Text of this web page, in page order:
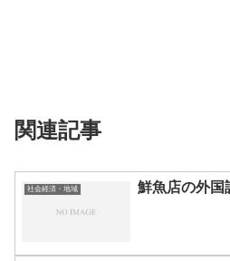
関連記事
社会経済・地域 鮮魚店の外国